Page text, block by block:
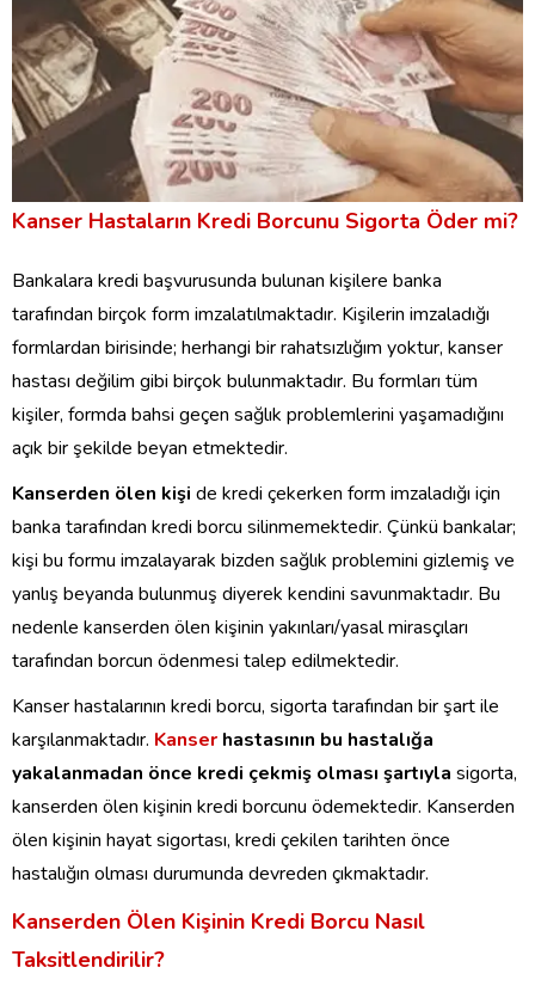
Kanser Hastaların Kredi Borcunu Sigorta Öder mi?
Bankalara kredi başvurusunda bulunan kişilere banka
tarafından birçok form imzalatılmaktadır. Kişilerin imzaladığı
formlardan birisinde; herhangi bir rahatsızlığım yoktur, kanser
hastası değilim gibi birçok bulunmaktadır. Bu formları tüm
kişiler, formda bahsi geçen sağlık problemlerini yaşamadığını
açık bir şekilde beyan etmektedir.
Kanserden ölen kişi de kredi çekerken form imzaladığı için
banka tarafından kredi borcu silinmemektedir. Çünkü bankalar;
kişi bu formu imzalayarak bizden sağlık problemini gizlemiş ve
yanlış beyanda bulunmuş diyerek kendini savunmaktadır. Bu
nedenle kanserden ölen kişinin yakınları/yasal mirasçıları
tarafından borcun ödenmesi talep edilmektedir.
Kanser hastalarının kredi borcu, sigorta tarafından bir şart ile
karşılanmaktadır. Kanser hastasının bu hastalığa
yakalanmadan önce kredi çekmiş olması şartıyla sigorta,
kanserden ölen kişinin kredi borcunu ödemektedir. Kanserden
ölen kişinin hayat sigortası, kredi çekilen tarihten önce
hastalığın olması durumunda devreden çıkmaktadır.
Kanserden Ölen Kişinin Kredi Borcu Nasıl
Taksitlendirilir?